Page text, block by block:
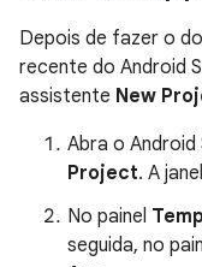
Depois de fazer o
recente do Android
assistente New
Abra o
Project. A
No painel
seguida, no